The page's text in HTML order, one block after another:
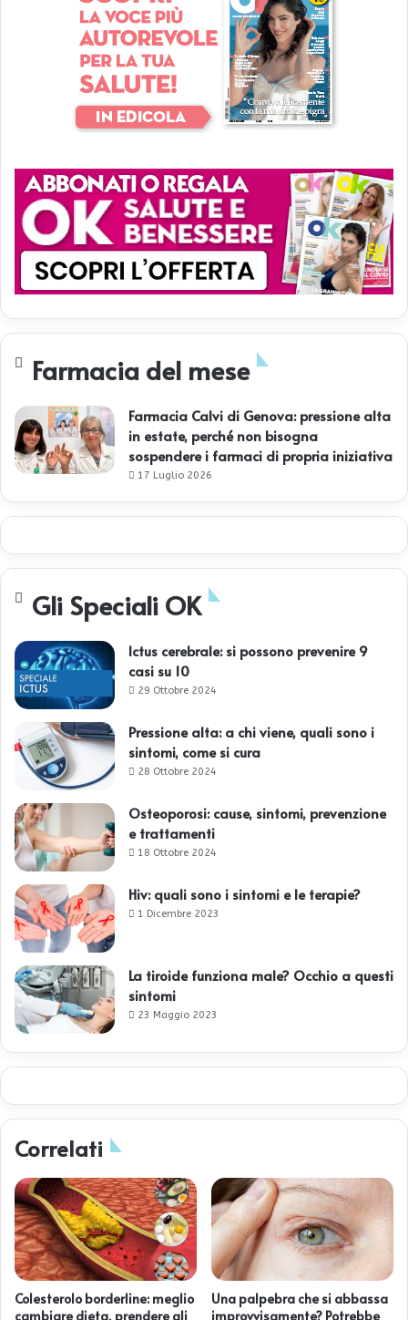
Farmacia del mese
Farmacia Calvi di Genova: pressione alta
in estate, perché non bisogna
sospendere i farmaci di propria iniziativa
17 Luglio 2026
Gli Speciali OK
Ictus cerebrale: si possono prevenire 9
casi su 10
29 Ottobre 2024
Pressione alta: a chi viene, quali sono i
sintomi, come si cura
28 Ottobre 2024
Osteoporosi: cause, sintomi, prevenzione
e trattamenti
18 Ottobre 2024
Hiv: quali sono i sintomi e le terapie?
1 Dicembre 2023
La tiroide funziona male? Occhio a questi
sintomi
23 Maggio 2023
Correlati
Colesterolo borderline: meglio
cambiare dieta, prendere gli
Una palpebra che si abbassa
improvvisamente? Potrebbe